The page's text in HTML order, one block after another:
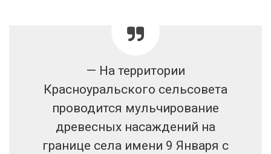
— На территории
Красноуральского сельсовета
проводится мульчирование
древесных насаждений на
границе села имени 9 Января с